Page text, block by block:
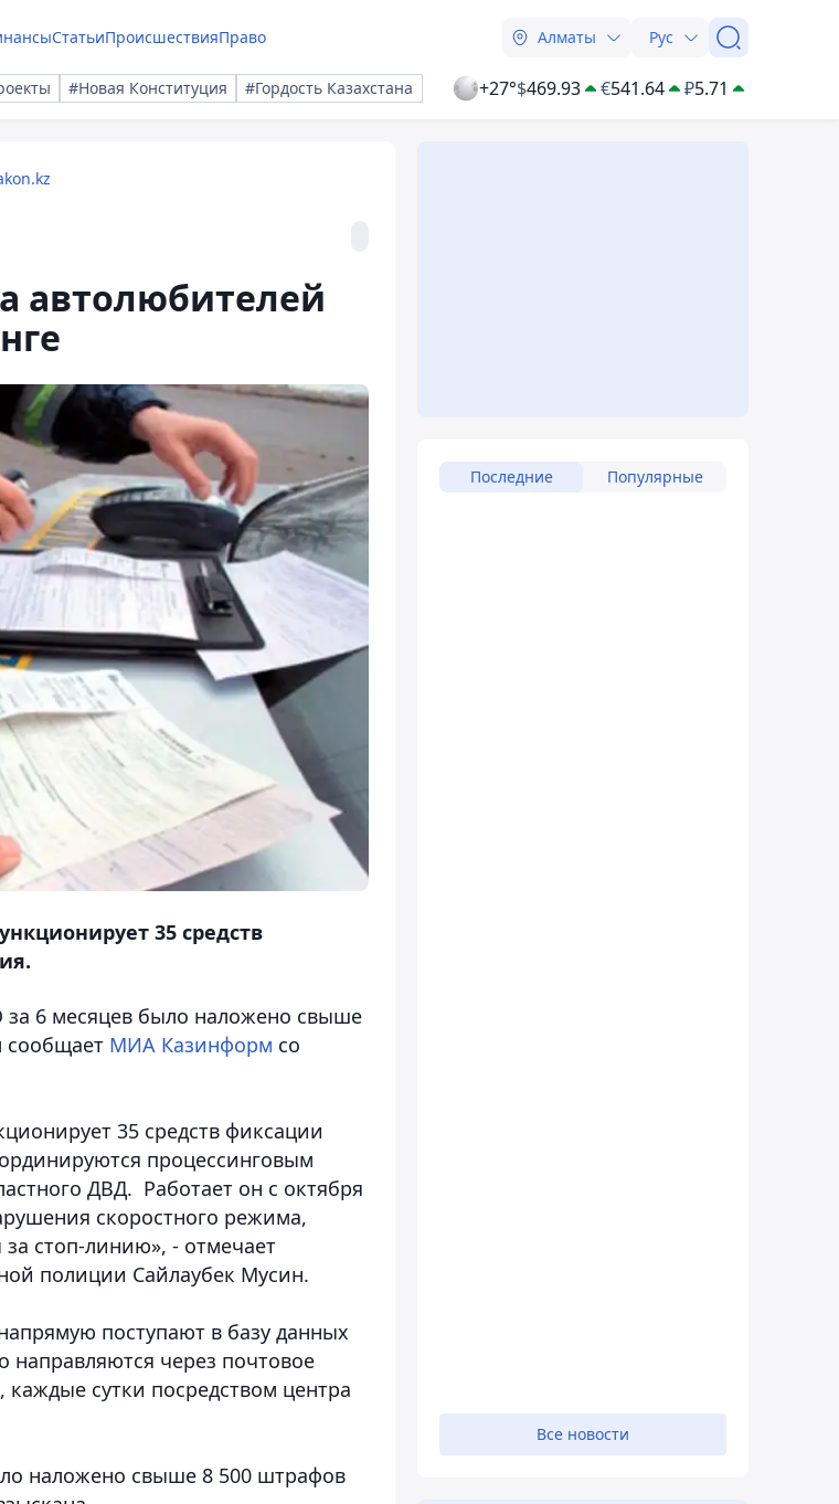
СтатьиПроисшествияПраво Алматы Рус
#Новая Конституция #Гордость Казахстана +27°$469.93 €541.64 ₽5.71
автолюбителей
35 средств
6 месяцев было наложено свыше
сообщает МИА Казинформ со
35 средств фиксации
процессинговым
ДВД. Работает он с октября
скоростного режима,
стоп-линию», - отмечает
полиции Сайлаубек Мусин.
поступают в базу данных
направляются через почтовое
сутки посредством центра
наложено свыше 8 500 штрафов
Последние Популярные
Все новости